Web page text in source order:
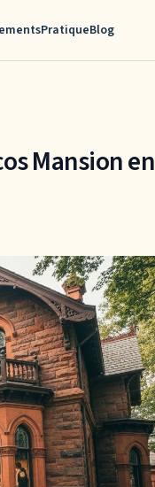
PratiqueBlog
Mansion en